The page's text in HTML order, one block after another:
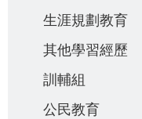
生涯規劃教育
其他學習經歷
訓輔組
公民教育